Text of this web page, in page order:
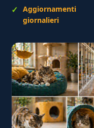
Aggiornamenti
giornalieri